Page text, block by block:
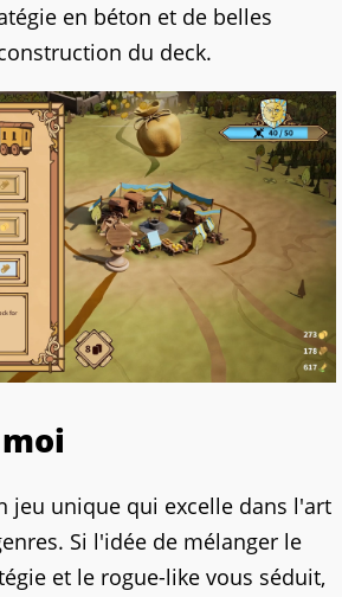
en béton et de belles
du deck.
jeu unique qui excelle dans l'art
Si l'idée de mélanger le
et le rogue-like vous séduit,